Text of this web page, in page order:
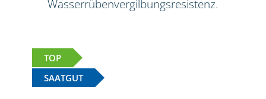
Wasserrübenvergilbungsresistenz.
TOP
SAATGUT